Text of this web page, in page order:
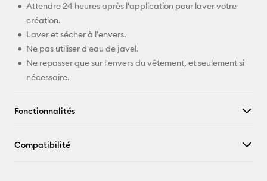
Attendre 24 heures après l'application pour laver votre
création.
Laver et sécher à l'envers.
Ne pas utiliser d'eau de javel.
Ne repasser que sur l'envers du vêtement, et seulement si
nécessaire.
Fonctionnalités
Compatibilité